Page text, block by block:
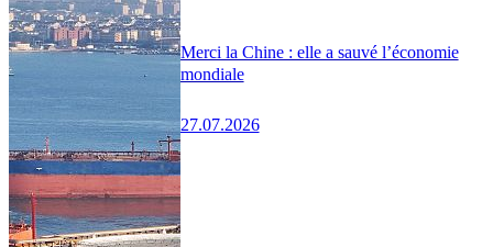
Merci la Chine : elle a sauvé l’économie
mondiale
27.07.2026